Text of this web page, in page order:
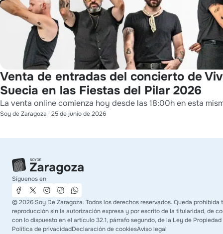
Venta de entradas del concierto de
Suecia en las Fiestas del Pilar 2026
La venta online comienza hoy desde las 18:00h en esta
Soy de Zaragoza · 25 de junio de 2026
Síguenos en
©2026 Soy De Zaragoza. Todos los derechos reservados. Queda prohibida
reproducción sin la autorización expresa y por escrito de la titularidad, de
con lo dispuesto en el artículo 32.1, párrafo segundo, de la Ley de
Política de privacidadDeclaración de cookiesAviso legal